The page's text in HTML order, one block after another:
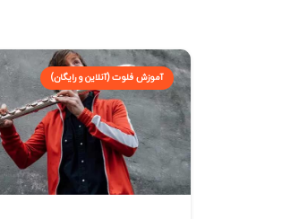
آموزش فلوت (آنلاین و رایگان)